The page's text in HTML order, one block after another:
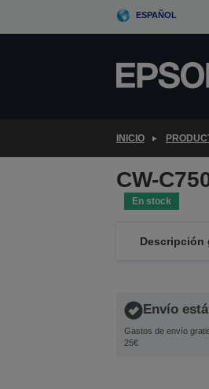
ESPAÑOL
INICIO
CW-
En stock
Descripción
Envío
Gastos de envío
25€